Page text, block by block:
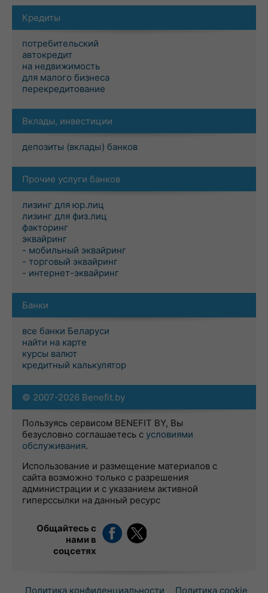
Кредиты
потребительский
автокредит
на недвижимость
для малого бизнеса
перекредитование
Вклады, инвестиции
депозиты (вклады) банков
Прочие услуги банков
лизинг для юр.лиц
лизинг для физ.лиц
факторинг
эквайринг
- мобильный эквайринг
- торговый эквайринг
- интернет-эквайринг
Банки
все банки Беларуси
найти на карте
курсы валют
кредитный калькулятор
© 2007-2026 Benefit.by
Пользуясь сервисом BENEFIT BY, Вы
безусловно соглашаетесь с условиями
обслуживания.
Использование и размещение материалов с
сайта возможно только с разрешения
администрации и с указанием активной
гиперссылки на данный ресурс
Общайтесь с
нами в
соцсетях
Политика конфиденциальности Политика cookie